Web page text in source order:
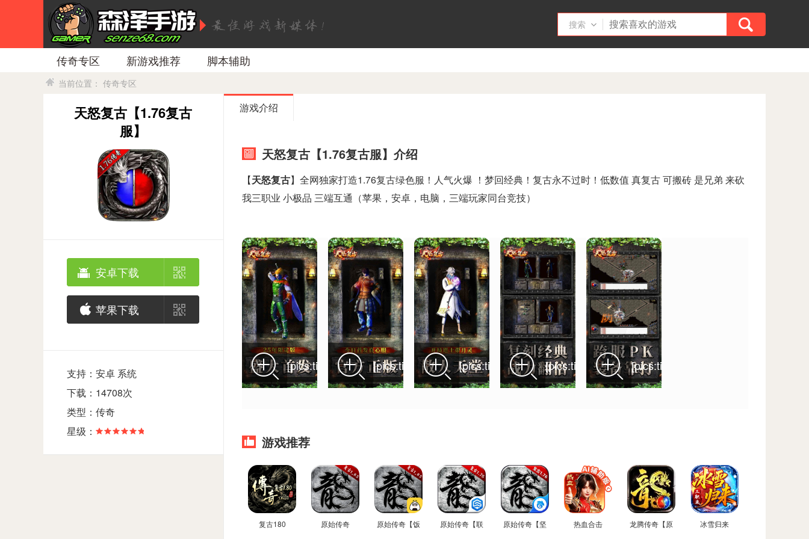
搜索
传奇专区 新游戏推荐 脚本辅助
当前位置： 传奇专区
天怒复古【1.76复古
服】
安卓下载
苹果下载
支持：安卓 系统
下载：14708次
类型：传奇
星级：
游戏介绍
天怒复古【1.76复古服】介绍
【天怒复古】全网独家打造1.76复古绿色服！人气火爆 ！梦回经典！复古永不过时！低数值 真复古 可搬砖 是兄弟 来砍
我三职业 小极品 三端互通（苹果，安卓，电脑，三端玩家同台竞技）
[pics:title] [pics:title] [pics:title] [pics:title] [pics:title]
游戏推荐
复古180 原始传奇
原始传奇【饭
原始传奇【联
原始传奇【坚
热血合击
龙腾传奇【原
冰雪归来